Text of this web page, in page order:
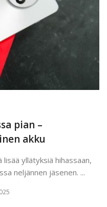
pian –
akku
yllätyksiä hihassaan,
neljännen jäsenen. ...